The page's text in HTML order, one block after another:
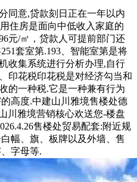
意,贷款刻日正在一年以内
住房是面向中低收入家庭的
元/㎡，贷款人可提前部门还
套室第.193、智能室第是将
收集系统进行分析办理,自行
印花税印花税是对经济勾当和
的一种税.它是一种兼有行为
高度.中建山川雅境售楼处德
川雅境营销核心欢送您-楼盘
售楼处贸易配套:附近规
幅、旗、板牌以及外墙、售
字母等.